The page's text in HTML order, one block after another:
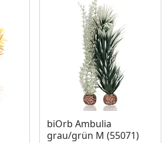
biOrb Ambulia
grau/grün M (55071)